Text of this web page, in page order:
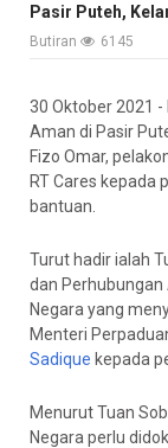
Pasir Puteh,
Butiran 6145
30 Oktober 2021 -
Aman di Pasir
Fizo Omar,
RT Cares
bantuan.
Turut hadir ialah
dan
Negara yang
Menteri
Sadique kepada
Menurut Tuan
Negara perlu